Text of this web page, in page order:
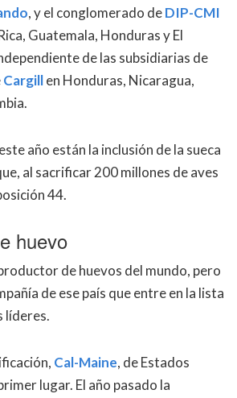
, y el conglomerado deDIP-CMI
Guatemala, Honduras y El
de las subsidiarias de
Cargillen Honduras, Nicaragua,
año están la inclusión de la sueca
al sacrificar 200 millones de aves
44.
huevo
de huevos del mundo, pero
de ese país que entre en la lista
líderes.
Cal-Maine, de Estados
lugar. El año pasado la